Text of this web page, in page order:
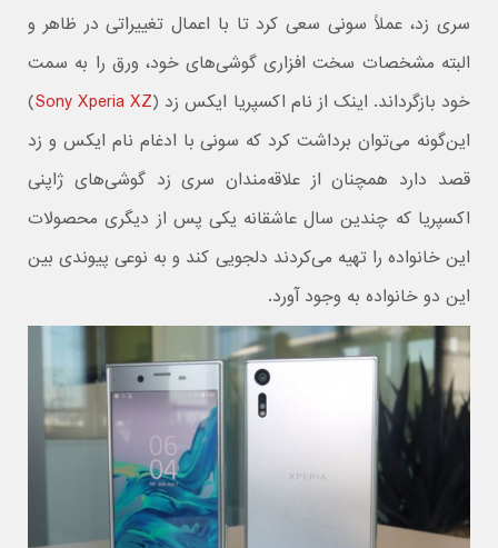
سری زد، عملاً سونی سعی کرد تا با اعمال تغییراتی در ظاهر و
البته مشخصات سخت افزاری گوشی‌های خود، ورق را به سمت
خود بازگرداند. اینک از نام اکسپریا ایکس زد (Sony Xperia XZ
)
این‌گونه می‌توان برداشت کرد که سونی با ادغام نام ایکس و زد
قصد دارد همچنان از علاقه‌مندان سری زد گوشی‌های ژاپنی
اکسپریا که چندین سال عاشقانه یکی پس از دیگری محصولات
این خانواده را تهیه می‌کردند دلجویی کند و به نوعی پیوندی بین
این دو خانواده به وجود آورد.